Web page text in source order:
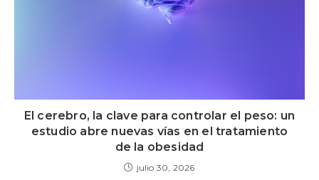
El cerebro, la clave para controlar el peso: un
estudio abre nuevas vías en el tratamiento
de la obesidad
julio 30, 2026